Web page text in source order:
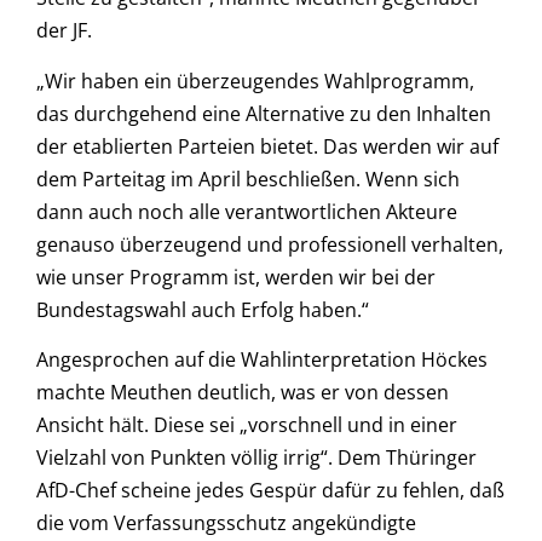
der JF.
„Wir haben ein überzeugendes Wahlprogramm,
das durchgehend eine Alternative zu den Inhalten
der etablierten Parteien bietet. Das werden wir auf
dem Parteitag im April beschließen. Wenn sich
dann auch noch alle verantwortlichen Akteure
genauso überzeugend und professionell verhalten,
wie unser Programm ist, werden wir bei der
Bundestagswahl auch Erfolg haben.“
Angesprochen auf die Wahlinterpretation Höckes
machte Meuthen deutlich, was er von dessen
Ansicht hält. Diese sei „vorschnell und in einer
Vielzahl von Punkten völlig irrig“. Dem Thüringer
AfD-Chef scheine jedes Gespür dafür zu fehlen, daß
die vom Verfassungsschutz angekündigte